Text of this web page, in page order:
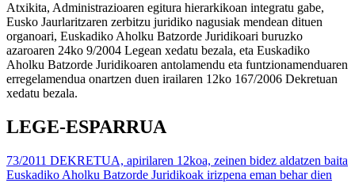
Atxikita, Administrazioaren egitura hierarkikoan integratu gabe,
Eusko Jaurlaritzaren zerbitzu juridiko nagusiak mendean dituen
organoari, Euskadiko Aholku Batzorde Juridikoari buruzko
azaroaren 24ko 9/2004 Legean xedatu bezala, eta Euskadiko
Aholku Batzorde Juridikoaren antolamendu eta funtzionamenduaren
erregelamendua onartzen duen irailaren 12ko 167/2006 Dekretuan
xedatu bezala.
LEGE-ESPARRUA
73/2011 DEKRETUA, apirilaren 12koa, zeinen bidez aldatzen baita
Euskadiko Aholku Batzorde Juridikoak irizpena eman behar dien